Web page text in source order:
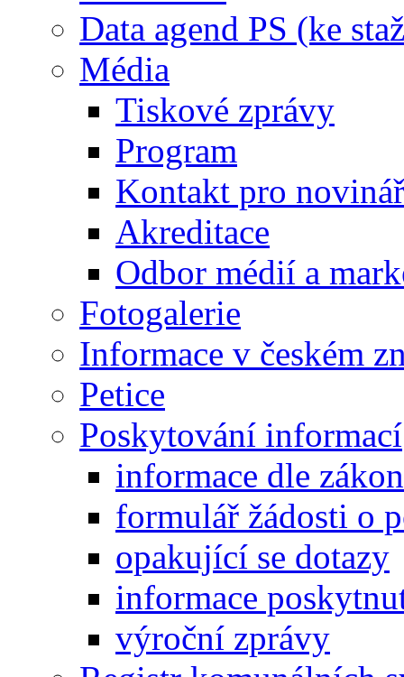
Data agend PS (ke
Média
Tiskové zprávy
Program
Kontakt pro
Akreditace
Odbor médií a
Fotogalerie
Informace v českém
Petice
Poskytování informací
informace dle
formulář žádosti o
opakující se dotazy
informace
výroční zprávy